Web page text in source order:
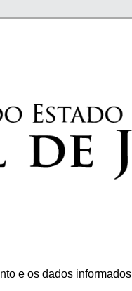
e os dados